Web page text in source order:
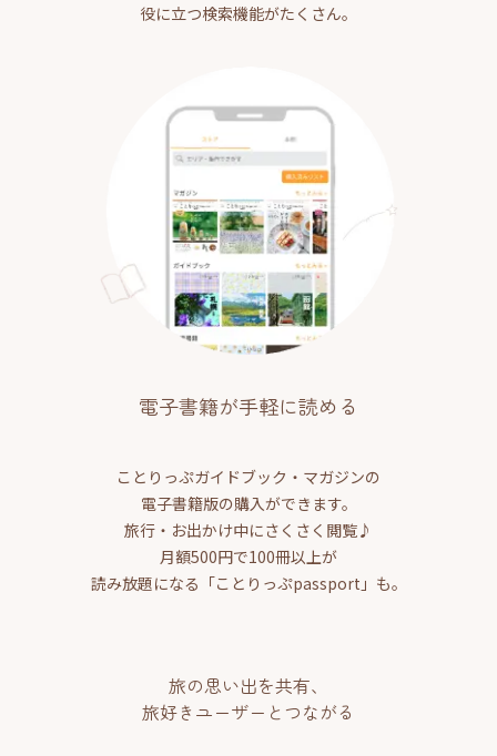
役に立つ検索機能がたくさん。
電子書籍が手軽に読める
ことりっぷガイドブック・マガジンの
電子書籍版の購入ができます。
旅行・お出かけ中にさくさく閲覧♪
月額500円で100冊以上が
読み放題になる「ことりっぷpassport」も。
旅の思い出を共有、
旅好きユーザーとつながる